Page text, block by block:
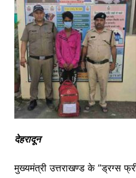
o
o
k
p
p
n
g
देहरादून
मुख्यमंत्री उत्तराखण्ड के ”ड्रग्स